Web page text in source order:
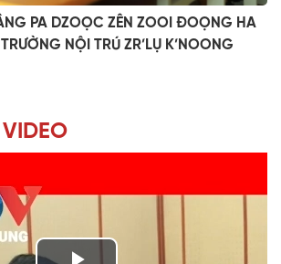
PA DZOỌC ZÊN ZOOI ĐOỌNG HA
NỘI TRÚ ZR’LỤ K’NOONG